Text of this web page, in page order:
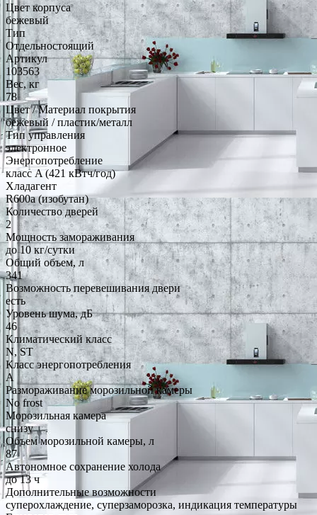
Цвет корпуса
бежевый
Тип
Отдельностоящий
Артикул
103563
Вес, кг
78
Цвет / Материал покрытия
бежевый / пластик/металл
Тип управления
электронное
Энергопотребление
класс A (421 кВтч/год)
Хладагент
R600a (изобутан)
Количество дверей
2
Мощность замораживания
до 10 кг/cутки
Общий объем, л
341
Возможность перевешивания двери
есть
Уровень шума, дБ
46
Климатический класс
N, ST
Класс энергопотребления
A
Размораживание морозильной камеры
No frost
Морозильная камера
снизу
Объем морозильной камеры, л
87
Автономное сохранение холода
до 13 ч
Дополнительные возможности
суперохлаждение, суперзаморозка, индикация температуры